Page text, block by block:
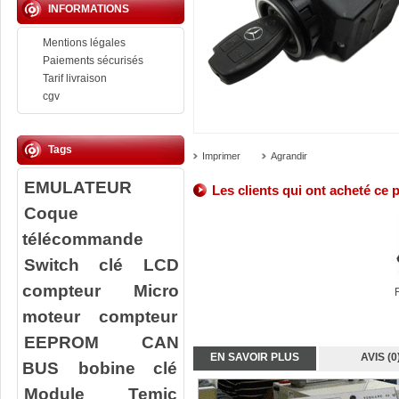
INFORMATIONS
Mentions légales
Paiements sécurisés
Tarif livraison
cgv
Tags
EMULATEUR
Coque
télécommande
Switch clé
LCD
compteur
Micro
moteur compteur
EEPROM
CAN
BUS
bobine clé
Module Temic
Imprimer Agrandir
Les clients qui ont acheté ce
EN SAVOIR PLUS AVIS